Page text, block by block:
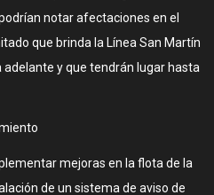
notar afectaciones en el
que brinda la Línea San Martín
adelante y que tendrán lugar hasta
mejoras en la flota de la
de un sistema de aviso de